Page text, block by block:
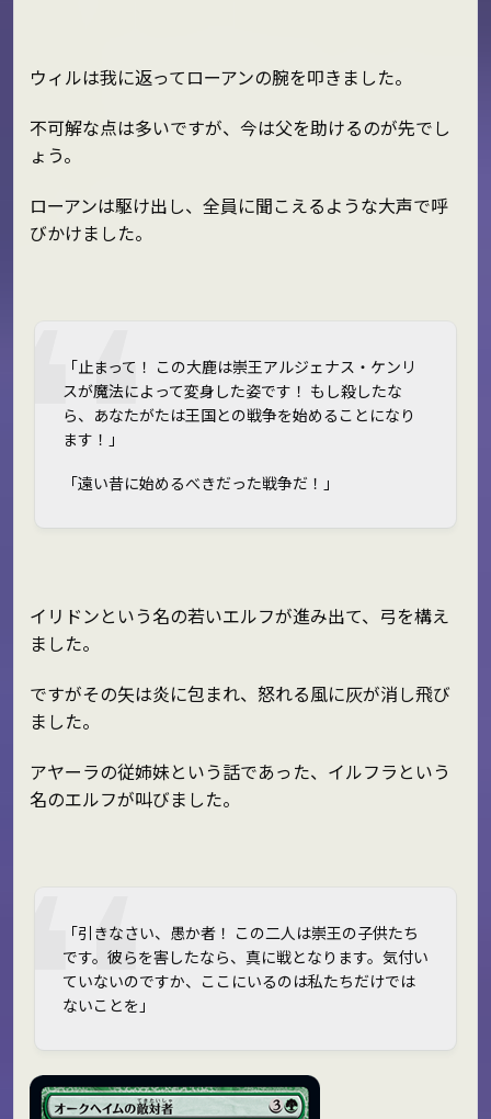
ウィルは我に返ってローアンの腕を叩きました。
不可解な点は多いですが、今は父を助けるのが先でし
ょう。
ローアンは駆け出し、全員に聞こえるような大声で呼
びかけました。
「止まって！ この大鹿は崇王アルジェナス・ケンリ
スが魔法によって変身した姿です！ もし殺したな
ら、あなたがたは王国との戦争を始めることになり
ます！」
「遠い昔に始めるべきだった戦争だ！」
イリドンという名の若いエルフが進み出て、弓を構え
ました。
ですがその矢は炎に包まれ、怒れる風に灰が消し飛び
ました。
アヤーラの従姉妹という話であった、イルフラという
名のエルフが叫びました。
「引きなさい、愚か者！ この二人は崇王の子供たち
です。彼らを害したなら、真に戦となります。気付い
ていないのですか、ここにいるのは私たちだけでは
ないことを」